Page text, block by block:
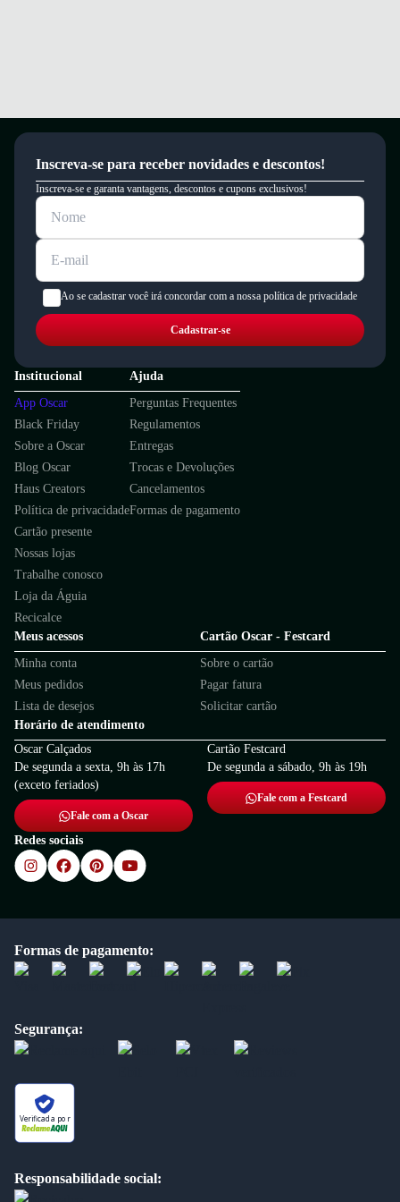
Inscreva-se para receber novidades e descontos!
Inscreva-se e garanta vantagens, descontos e cupons exclusivos!
Ao se cadastrar você irá concordar com a nossa política de privacidade
Cadastrar-se
Institucional
App Oscar
Black Friday
Sobre a Oscar
Blog Oscar
Haus Creators
Política de privacidade
Cartão presente
Nossas lojas
Trabalhe conosco
Loja da Águia
Recicalce
Ajuda
Perguntas Frequentes
Regulamentos
Entregas
Trocas e Devoluções
Cancelamentos
Formas de pagamento
Meus acessos
Minha conta
Meus pedidos
Lista de desejos
Cartão Oscar - Festcard
Sobre o cartão
Pagar fatura
Solicitar cartão
Horário de atendimento
Oscar Calçados
De segunda a sexta, 9h às 17h
(exceto feriados)
Fale com a Oscar
Cartão Festcard
De segunda a sábado, 9h às 19h
Fale com a Festcard
Redes sociais
Formas de pagamento:
Segurança:
Verificada por
Responsabilidade social: